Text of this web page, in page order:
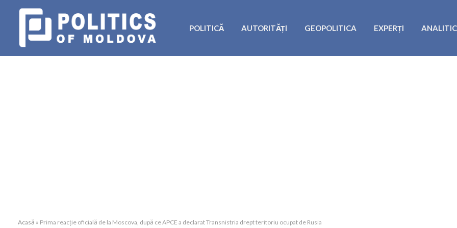
POLITICĂ AUTORITĂȚI GEOPOLITICA EXPERȚI
Acasă » Prima reacție oficială de la Moscova, după ce APCE a declarat Transnistria drept teritoriu ocupat de Rusia